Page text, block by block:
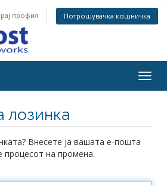
профил Потрошувачка кошничка
лозинка
Внесете ја вашата е-пошта
процесот на промена.